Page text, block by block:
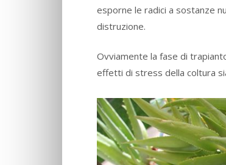
esporne le radici a sostanze
distruzione.
Ovviamente la fase di
effetti di stress della coltura